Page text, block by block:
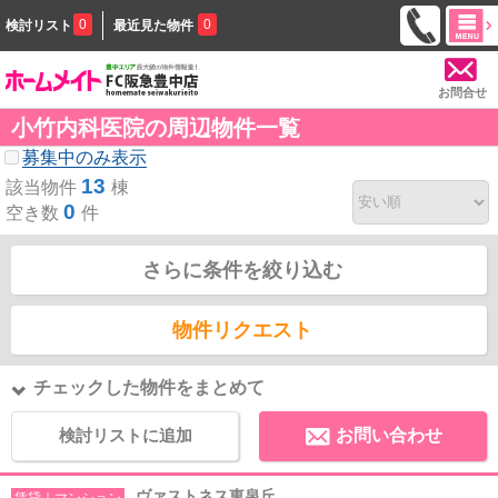
検討リスト 0 最近見た物件 0
お問合せ
小竹内科医院の周辺物件一覧
募集中のみ表示
該当物件 13 棟
空き数 0 件
さらに条件を絞り込む
物件リクエスト
チェックした物件をまとめて
検討リストに追加 お問い合わせ